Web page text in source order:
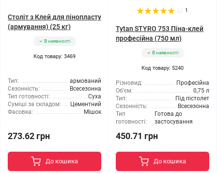
Століт з Клей для пінопласту
(армування) (25 кг)
В наявності
Код товару: 3469
Тип:
армований
Сезонність:
Всесезонна
Тип готовності:
Суха
Суміші за складом:
Цементний
Фасовка:
Мішок
273.62 грн
До кошика
1
Tytan STYRO 753 Піна-клей
професійна (750 мл)
В наявності
Код товару: 5240
Різновид:
Професійна
Об'єм:
0,75 л
Тип:
Під пістолет
Сезонність:
Всесезонна
Тип
готовності:
Готова до
застосування
450.71 грн
До кошика